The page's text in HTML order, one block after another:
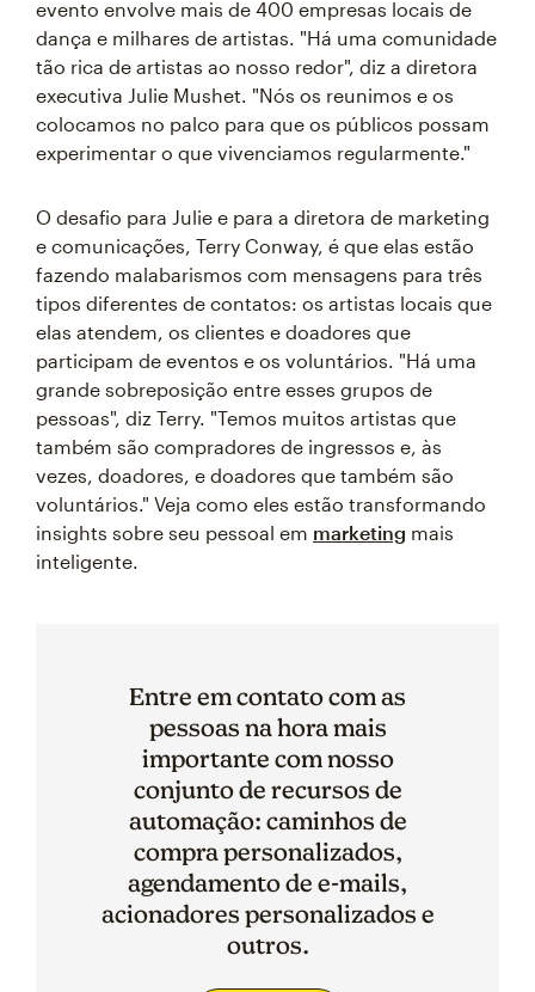
evento envolve mais de 400 empresas locais de
dança e milhares de artistas. "Há uma comunidade
tão rica de artistas ao nosso redor", diz a diretora
executiva Julie Mushet. "Nós os reunimos e os
colocamos no palco para que os públicos possam
experimentar o que vivenciamos regularmente."
O desafio para Julie e para a diretora de marketing
e comunicações, Terry Conway, é que elas estão
fazendo malabarismos com mensagens para três
tipos diferentes de contatos: os artistas locais que
elas atendem, os clientes e doadores que
participam de eventos e os voluntários. "Há uma
grande sobreposição entre esses grupos de
pessoas", diz Terry. "Temos muitos artistas que
também são compradores de ingressos e, às
vezes, doadores, e doadores que também são
voluntários." Veja como eles estão transformando
insights sobre seu pessoal em marketing mais
inteligente.
Entre em contato com as
pessoas na hora mais
importante com nosso
conjunto de recursos de
automação: caminhos de
compra personalizados,
agendamento de e-mails,
acionadores personalizados e
outros.